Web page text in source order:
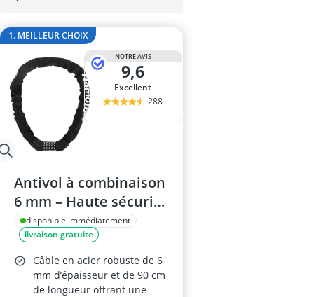
1. MEILLEUR CHOIX
NOTRE AVIS
9,6
Excellent
288
Antivol à combinaison
6 mm – Haute sécurité
pour vélos et
trottinettes
disponible immédiatement
livraison gratuite
Câble en acier robuste de 6
mm d’épaisseur et de 90 cm
de longueur offrant une